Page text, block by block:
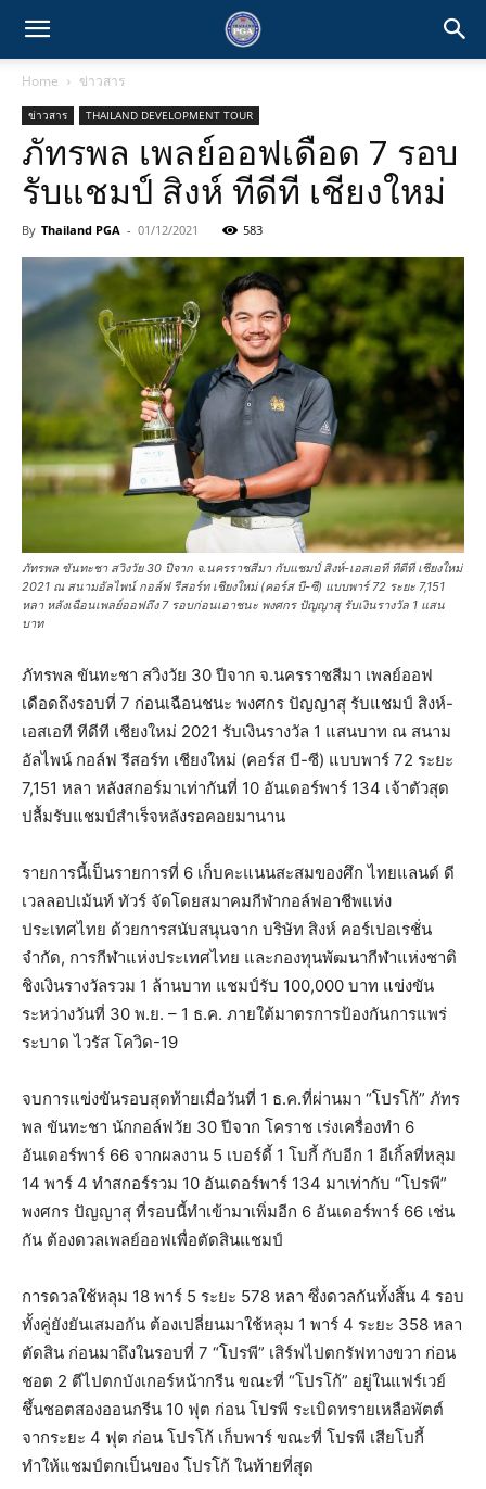
Home ข่าวสาร
ข่าวสาร THAILAND DEVELOPMENT TOUR
ภัทรพล เพลย์ออฟเดือด 7 รอบ
รับแชมป์ สิงห์ ทีดีที เชียงใหม่
By Thailand PGA - 01/12/2021 583
ภัทรพล ขันทะชา สวิงวัย 30 ปีจาก จ.นครราชสีมา กับแชมป์ สิงห์-เอสเอที ทีดีที เชียงใหม่
2021 ณ สนามอัลไพน์ กอล์ฟ รีสอร์ท เชียงใหม่ (คอร์ส บี-ซี) แบบพาร์ 72 ระยะ 7,151
หลา หลังเฉือนเพลย์ออฟถึง 7 รอบก่อนเอาชนะ พงศกร ปัญญาสุ รับเงินรางวัล 1 แสน
บาท
ภัทรพล ขันทะชา สวิงวัย 30 ปีจาก จ.นครราชสีมา เพลย์ออฟ
เดือดถึงรอบที่ 7 ก่อนเฉือนชนะ พงศกร ปัญญาสุ รับแชมป์ สิงห์-
เอสเอที ทีดีที เชียงใหม่ 2021 รับเงินรางวัล 1 แสนบาท ณ สนาม
อัลไพน์ กอล์ฟ รีสอร์ท เชียงใหม่ (คอร์ส บี-ซี) แบบพาร์ 72 ระยะ
7,151 หลา หลังสกอร์มาเท่ากันที่ 10 อันเดอร์พาร์ 134 เจ้าตัวสุด
ปลื้มรับแชมป์สำเร็จหลังรอคอยมานาน
รายการนี้เป็นรายการที่ 6 เก็บคะแนนสะสมของศึก ไทยแลนด์ ดี
เวลลอปเม้นท์ ทัวร์ จัดโดยสมาคมกีฬากอล์ฟอาชีพแห่ง
ประเทศไทย ด้วยการสนับสนุนจาก บริษัท สิงห์ คอร์เปอเรชั่น
จำกัด, การกีฬาแห่งประเทศไทย และกองทุนพัฒนากีฬาแห่งชาติ
ชิงเงินรางวัลรวม 1 ล้านบาท แชมป์รับ 100,000 บาท แข่งขัน
ระหว่างวันที่ 30 พ.ย. – 1 ธ.ค. ภายใต้มาตรการป้องกันการแพร่
ระบาด ไวรัส โควิด-19
จบการแข่งขันรอบสุดท้ายเมื่อวันที่ 1 ธ.ค.ที่ผ่านมา “โปรโก้” ภัทร
พล ขันทะชา นักกอล์ฟวัย 30 ปีจาก โคราช เร่งเครื่องทำ 6
อันเดอร์พาร์ 66 จากผลงาน 5 เบอร์ดี้ 1 โบกี้ กับอีก 1 อีเกิ้ลที่หลุม
14 พาร์ 4 ทำสกอร์รวม 10 อันเดอร์พาร์ 134 มาเท่ากับ “โปรพี”
พงศกร ปัญญาสุ ที่รอบนี้ทำเข้ามาเพิ่มอีก 6 อันเดอร์พาร์ 66 เช่น
กัน ต้องดวลเพลย์ออฟเพื่อตัดสินแชมป์
การดวลใช้หลุม 18 พาร์ 5 ระยะ 578 หลา ซึ่งดวลกันทั้งสิ้น 4 รอบ
ทั้งคู่ยังยันเสมอกัน ต้องเปลี่ยนมาใช้หลุม 1 พาร์ 4 ระยะ 358 หลา
ตัดสิน ก่อนมาถึงในรอบที่ 7 “โปรพี” เสิร์ฟไปตกรัฟทางขวา ก่อน
ชอต 2 ตีไปตกบังเกอร์หน้ากรีน ขณะที่ “โปรโก้” อยู่ในแฟร์เวย์
ชึ้นชอตสองออนกรีน 10 ฟุต ก่อน โปรพี ระเบิดทรายเหลือพัตต์
จากระยะ 4 ฟุต ก่อน โปรโก้ เก็บพาร์ ขณะที่ โปรพี เสียโบกี้
ทำให้แชมป์ตกเป็นของ โปรโก้ ในท้ายที่สุด